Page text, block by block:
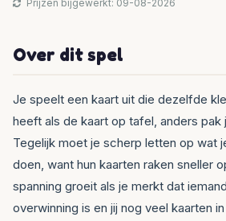
Prijzen bijgewerkt: 09-08-2026
Over dit spel
Je speelt een kaart uit die dezelfde
heeft als de kaart op tafel, anders pak
Tegelijk moet je scherp letten op wat
doen, want hun kaarten raken sneller
spanning groeit als je merkt dat
overwinning is en jij nog veel kaarten